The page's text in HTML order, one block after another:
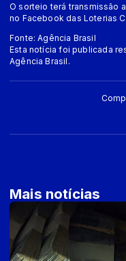
O sorteio terá transmissão
no Facebook das Loterias
Fonte: Agência Brasil
Esta notícia foi publicada
Agência Brasil.
Mais notícias